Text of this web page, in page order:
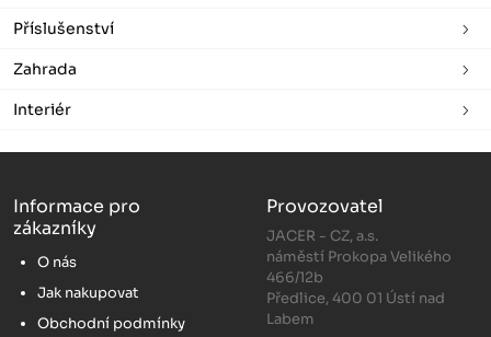
Příslušenství
Zahrada
Interiér
Informace pro
zákazníky
O nás
Jak nakupovat
Obchodní podmínky
Provozovatel
JACER - CZ, a.s.
náměstí Prokopa Velikého
466/12b
Předlice, 400 01 Ústí nad
Labem